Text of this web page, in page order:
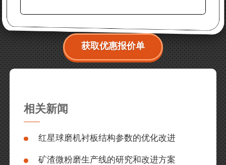
获取优惠报价单
相关新闻
红星球磨机衬板结构参数的优化改进
矿渣微粉磨生产线的研究和改进方案